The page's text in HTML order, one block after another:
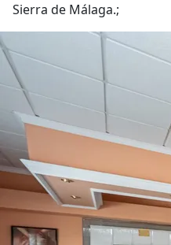
Sierra de Málaga.;